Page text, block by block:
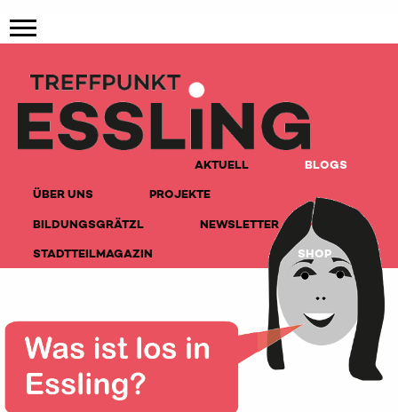
AKTUELL
BLOGS
ÜBER UNS
PROJEKTE
BILDUNGSGRÄTZL
NEWSLETTER
STADTTEILMAGAZIN
SHOP